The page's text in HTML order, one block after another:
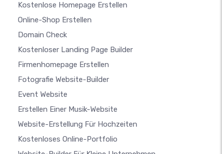
Kostenlose Homepage Erstellen
Online-Shop Erstellen
Domain Check
Kostenloser Landing Page Builder
Firmenhomepage Erstellen
Fotografie Website-Builder
Event Website
Erstellen Einer Musik-Website
Website-Erstellung Für Hochzeiten
Kostenloses Online-Portfolio